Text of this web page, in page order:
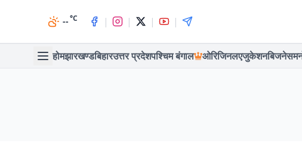
--°C | | | |
होमझारखण्डबिहारउत्तर प्रदेशपश्चिम बंगाल ओरिजिनलएजुकेशनबिजनेस